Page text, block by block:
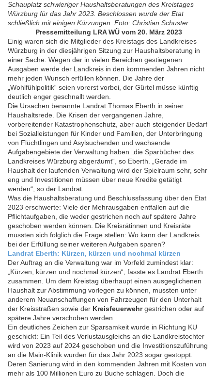
Schauplatz schwieriger Haushaltsberatungen des Kreistages
Würzburg für das Jahr 2023. Beschlossen wurde der Etat
schließlich mit einigen Kürzungen. Foto: Christian Schuster
Pressemitteilung LRA WÜ vom 20. März 2023
Einig waren sich die Mitglieder des Kreistags des Landkreises
Würzburg in der diesjährigen Sitzung zur Haushaltsberatung in
einer Sache: Wegen der in vielen Bereichen gestiegenen
Ausgaben werde der Landkreis in den kommenden Jahren nicht
mehr jeden Wunsch erfüllen können. Die Jahre der
„Wohlfühlpolitik“ seien vorerst vorbei, der Gürtel müsse künftig
deutlich enger geschnallt werden.
Die Ursachen benannte Landrat Thomas Eberth in seiner
Haushaltsrede. Die Krisen der vergangenen Jahre,
vorbereitender Katastrophenschutz, aber auch steigender Bedarf
bei Sozialleistungen für Kinder und Familien, der Unterbringung
von Flüchtlingen und Asylsuchenden und wachsende
Aufgabengebiete der Verwaltung haben „die Sparbücher des
Landkreises Würzburg abgeräumt“, so Eberth. „Gerade im
Haushalt der laufenden Verwaltung wird der Spielraum sehr, sehr
eng und Investitionen müssen über neue Kredite getätigt
werden“, so der Landrat.
Was die Haushaltsberatung und Beschlussfassung über den Etat
2023 erschwerte: Viele der Mehrausgaben entfallen auf die
Pflichtaufgaben, die weder gestrichen noch auf spätere Jahre
geschoben werden können. Die Kreisrätinnen und Kreisräte
mussten sich folglich die Frage stellen: Wo kann der Landkreis
bei der Erfüllung seiner weiteren Aufgaben sparen?
Landrat Eberth: Kürzen, kürzen und nochmal kürzen
Der Auftrag an die Verwaltung war im Vorfeld zumindest klar:
„Kürzen, kürzen und nochmal kürzen“, fasste es Landrat Eberth
zusammen. Um dem Kreistag überhaupt einen ausgeglichenen
Haushalt zur Abstimmung vorlegen zu können, mussten unter
anderem Neuanschaffungen von Fahrzeugen für den Unterhalt
der Kreisstraßen sowie der Kreisfeuerwehrgestrichen oder auf
spätere Jahre verschoben werden.
Ein deutliches Zeichen zur Sparsamkeit wurde in Richtung KU
geschickt: Ein Teil des Verlustausgleichs an die Landkreistochter
wird von 2023 auf 2024 geschoben und die Investitionszuführung
an die Main-Klinik wurden für das Jahr 2023 sogar gestoppt.
Deren Sanierung wird in den kommenden Jahren mit Kosten von
mehr als 100 Millionen Euro zu Buche schlagen. Doch die